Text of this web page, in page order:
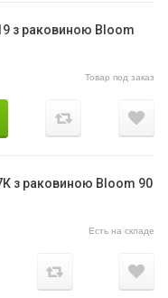
з раковиною Bloom
Товар под заказ
з раковиною Bloom 90
Есть на складе